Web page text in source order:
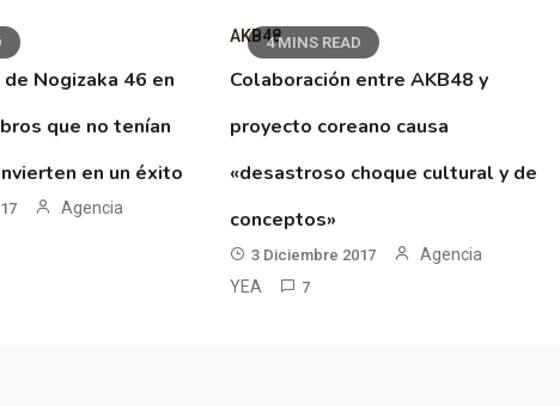
Nogizaka 46 en
que no tenían
en un éxito
Agencia
4 MINS READ
AKB48
Colaboración entre AKB48 y
proyecto coreano causa
«desastroso choque cultural y de
conceptos»
3 Diciembre 2017
Agencia
YEA
7